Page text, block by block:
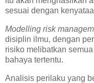
sesuai dengan
Modelling risk
disiplin ilmu, dengan
risiko melibatkan
bahaya tertentu.
Analisis perilaku yang